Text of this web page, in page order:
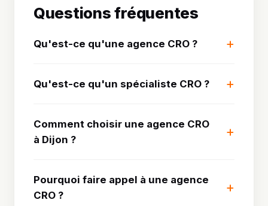
Questions fréquentes
Qu'est-ce qu'une agence CRO ?
Qu'est-ce qu'un spécialiste CRO ?
Comment choisir une agence CRO
à Dijon ?
Pourquoi faire appel à une agence
CRO ?